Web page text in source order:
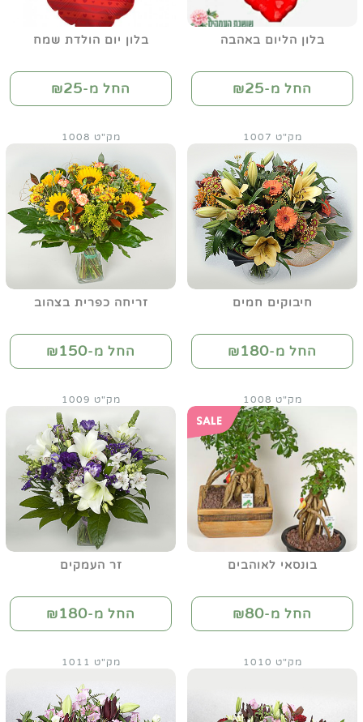
בלון הליום באהבה
החל מ-₪25
בלון יום הולדת שמח
החל מ-₪25
חיבוקים חמים
מק"ט 1007
החל מ-₪180
זריחה כפרית בצהוב
מק"ט 1008
החל מ-₪150
בונסאי לאוהבים
מק"ט 1008
החל מ-₪80
זר העמקים
מק"ט 1009
החל מ-₪180
מק"ט 1010 מק"ט 1011